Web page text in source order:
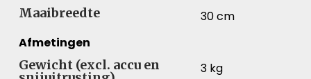
Maaibreedte
30 cm
Afmetingen
Gewicht (excl. accu en
3 kg